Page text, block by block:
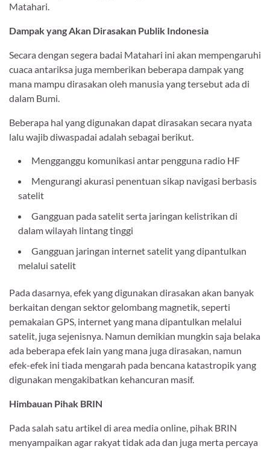
Matahari.
Dampak yang Akan Dirasakan Publik Indonesia
Secara dengan segera badai Matahari ini akan mempengaruhi
cuaca antariksa juga memberikan beberapa dampak yang
mana mampu dirasakan oleh manusia yang tersebut ada di
dalam Bumi.
Beberapa hal yang digunakan dapat dirasakan secara nyata
lalu wajib diwaspadai adalah sebagai berikut.
Mengganggu komunikasi antar pengguna radio HF
Mengurangi akurasi penentuan sikap navigasi berbasis
satelit
Gangguan pada satelit serta jaringan kelistrikan di
dalam wilayah lintang tinggi
Gangguan jaringan internet satelit yang dipantulkan
melalui satelit
Pada dasarnya, efek yang digunakan dirasakan akan banyak
berkaitan dengan sektor gelombang magnetik, seperti
pemakaian GPS, internet yang mana dipantulkan melalui
satelit, juga sejenisnya. Namun demikian mungkin saja belaka
ada beberapa efek lain yang mana juga dirasakan, namun
efek-efek ini tiada mengarah pada bencana katastropik yang
digunakan mengakibatkan kehancuran masif.
Himbauan Pihak BRIN
Pada salah satu artikel di area media online, pihak BRIN
menyampaikan agar rakyat tidak ada dan juga merta percaya